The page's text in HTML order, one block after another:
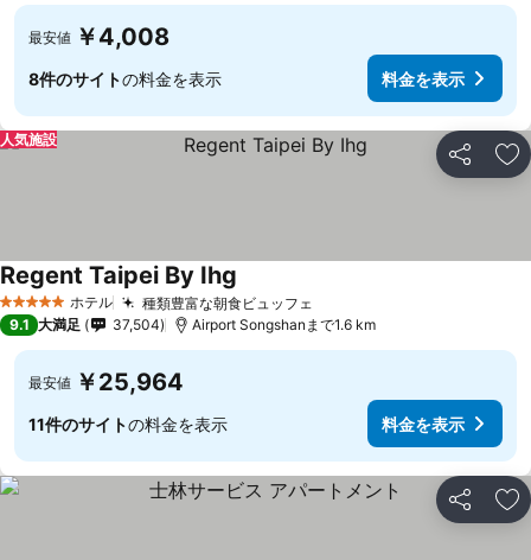
最安値 ￥4,008
8件のサイトの料金を表示 料金を表示
シェア お
人気施設
5 ホテルのランク
ホテル 種類豊富な朝食ビュッフェ
Regent Taipei By Ihg
9.1 大満足 37,504 Airport Songshanまで1.6 km
最安値 ￥25,964
11件のサイトの料金を表示 料金を表示
シェア お